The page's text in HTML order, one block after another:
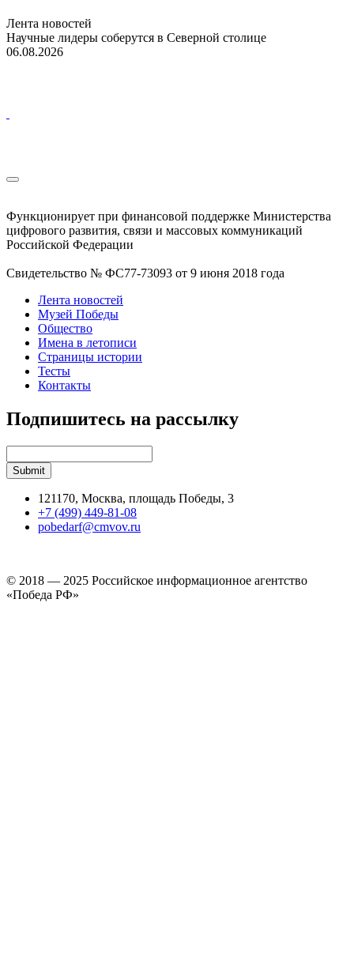
Лента новостей
Научные лидеры соберутся в Северной столице
06.08.2026
Функционирует при финансовой поддержке Министерства
цифрового развития, связи и массовых коммуникаций
Российской Федерации
Свидетельство № ФС77-73093 от 9 июня 2018 года
Лента новостей
Музей Победы
Общество
Имена в летописи
Страницы истории
Тесты
Контакты
Подпишитесь на рассылку
121170, Москва, площадь Победы, 3
+7 (499) 449-81-08
pobedarf@cmvov.ru
© 2018 — 2025 Российское информационное агентство
«Победа РФ»